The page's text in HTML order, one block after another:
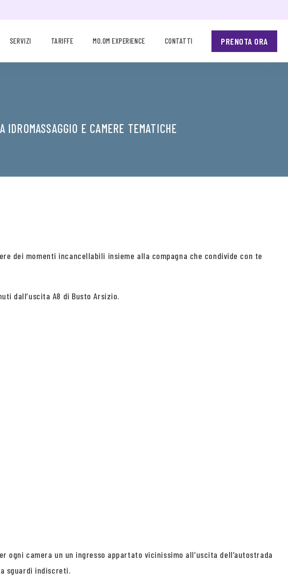
SERVIZI TARIFFE MO.OM EXPERIENCE CONTATTI PRENOTA ORA
E CAMERE TEMATICHE
dei momenti incancellabili insieme alla compagna che condivide con te
dall’uscita A8 di Busto Arsizio.
ogni camera un un ingresso appartato vicinissimo all’uscita dell’autostrada
sguardi indiscreti.